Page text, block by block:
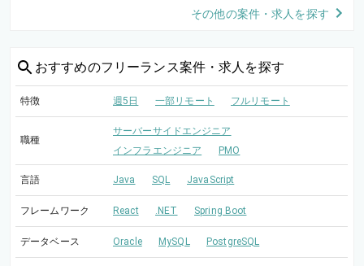
その他の案件・求人を探す
おすすめのフリーランス案件・求人を探す
特徴 週5日 一部リモート フルリモート
職種
サーバーサイドエンジニア
インフラエンジニア
PMO
言語 Java SQL JavaScript
フレームワーク React .NET Spring Boot
データベース Oracle MySQL PostgreSQL